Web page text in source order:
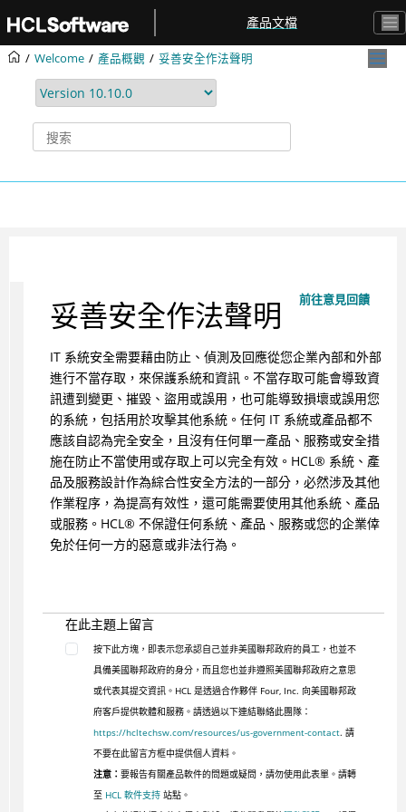
產品文檔
Welcome 產品概觀 妥善安全作法聲明
前往意見回饋
妥善安全作法聲明
IT 系統安全需要藉由防止、偵測及回應從您企業內部和外部
進行不當存取，來保護系統和資訊。不當存取可能會導致資
訊遭到變更、摧毀、盜用或誤用，也可能導致損壞或誤用您
的系統，包括用於攻擊其他系統。任何 IT 系統或產品都不
應該自認為完全安全，且沒有任何單一產品、服務或安全措
施在防止不當使用或存取上可以完全有效。 HCL® 系統、產
品及服務設計作為綜合性安全方法的一部分，必然涉及其他
作業程序，為提高有效性，還可能需要使用其他系統、產品
或服務。 HCL® 不保證任何系統、產品、服務或您的企業倖
免於任何一方的惡意或非法行為。
在此主題上留言
按下此方塊，即表示您承認自己並非美國聯邦政府的員工，也並不
具備美國聯邦政府的身分，而且您也並非遵照美國聯邦政府之意思
或代表其提交資訊。HCL 是透過合作夥伴 Four, Inc. 向美國聯邦政
府客戶提供軟體和服務。請透過以下連結聯絡此團隊：
https://hcltechsw.com/resources/us-government-contact. 請
不要在此留言方框中提供個人資料。
注意： 要報告有關產品軟件的問題或疑問，請勿使用此表單。請轉
至 HCL 軟件支持站點。